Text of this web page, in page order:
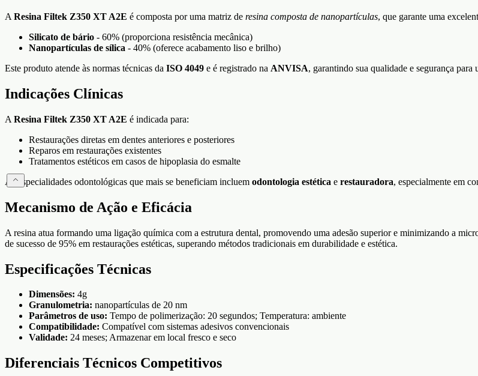
A Resina Filtek Z350 XT A2E é composta por uma matriz de resina composta de nanopartículas, que garante uma
Silicato de bário - 60% (proporciona resistência mecânica)
Nanopartículas de sílica - 40% (oferece acabamento liso e brilho)
Este produto atende às normas técnicas da ISO 4049 e é registrado na ANVISA, garantindo sua qualidade e segurança para
Indicações Clínicas
A Resina Filtek Z350 XT A2E é indicada para:
Restaurações diretas em dentes anteriores e posteriores
Reparos em restaurações existentes
Tratamentos estéticos em casos de hipoplasia do esmalte
As especialidades odontológicas que mais se beneficiam incluem odontologia estética e restauradora, especialmente em
Mecanismo de Ação e Eficácia
A resina atua formando uma ligação química com a estrutura dental, promovendo uma adesão superior e minimizando a
de sucesso de 95% em restaurações estéticas, superando métodos tradicionais em durabilidade e estética.
Especificações Técnicas
Dimensões: 4g
Granulometria: nanopartículas de 20 nm
Parâmetros de uso: Tempo de polimerização: 20 segundos; Temperatura: ambiente
Compatibilidade: Compatível com sistemas adesivos convencionais
Validade: 24 meses; Armazenar em local fresco e seco
Diferenciais Técnicos Competitivos